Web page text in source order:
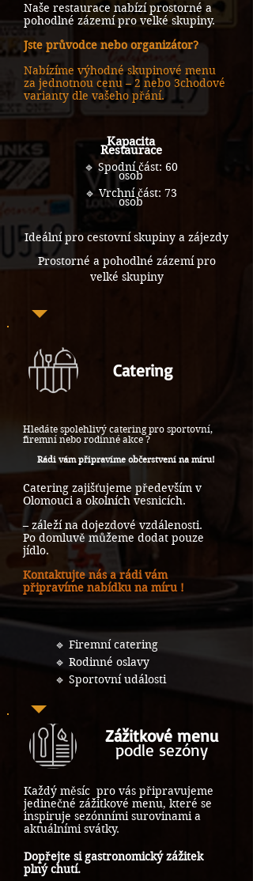
Naše restaurace nabízí prostorné a
pohodlné zázemí pro velké skupiny.
Jste průvodce nebo organizátor?
Nabízíme výhodné skupinové menu
za jednotnou cenu – 2 nebo 3chodové
varianty dle vašeho přání.
Kapacita
Restaurace
🔹 Spodní část: 60
osob
🔹 Vrchní část: 73
osob
Ideální pro cestovní skupiny a zájezdy
Prostorné a pohodlné zázemí pro
velké skupiny
Catering
Hledáte spolehlivý catering pro sportovní,
firemní nebo rodinné akce ?
Rádi vám připravíme občerstvení na míru!
Catering zajišťujeme především v
Olomoucia okolních vesnicích.
– záleží na dojezdové vzdálenosti.
Po domluvě můžeme dodat pouze
jídlo.
Kontaktujte nás a rádi vám
připravíme nabídku na míru !
🔹 Firemní catering
🔹 Rodinné oslavy
🔹 Sportovní události
Každý měsíc pro vás připravujeme
jedinečné zážitkové menu, které se
inspiruje sezónními surovinami a
aktuálními svátky.
Dopřejte si gastronomický zážitek
plný chutí.
Zážitkové menu
podle sezóny